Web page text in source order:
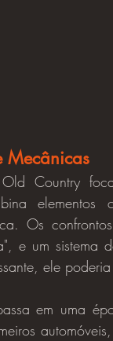
Mecânicas
Os
e um sistema
ele